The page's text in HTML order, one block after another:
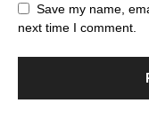
Save my name,
next time I comment.